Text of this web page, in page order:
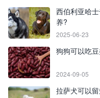
西伯利亚哈
养?
2025-06-23
狗狗可以吃
2024-09-05
拉萨犬可以